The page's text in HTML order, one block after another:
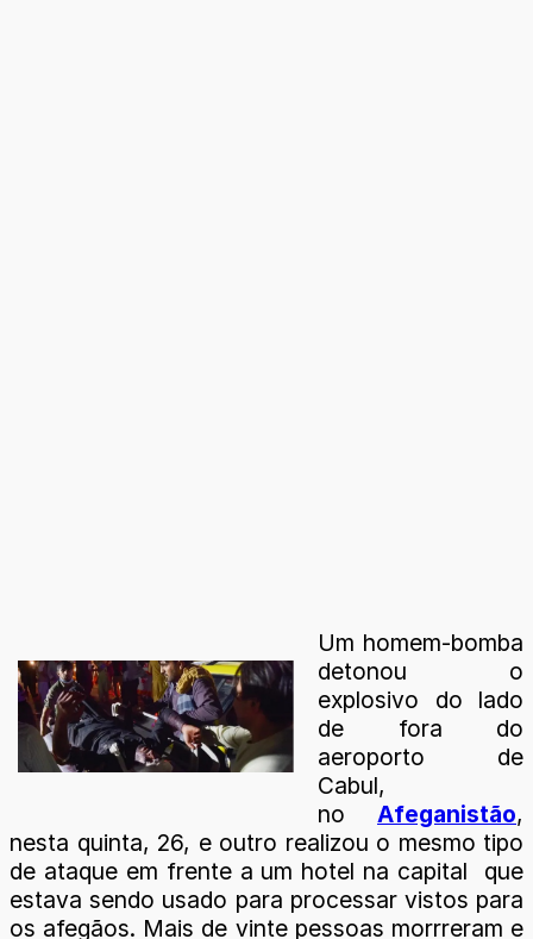
Um homem-bomba
detonou o
explosivo do lado
de fora do
aeroporto de
Cabul,
no Afeganistão,
nesta quinta, 26, e outro realizou o mesmo tipo
de ataque em frente a um hotel na capital que
estava sendo usado para processar vistos para
os afegãos. Mais de vinte pessoas morrreram e